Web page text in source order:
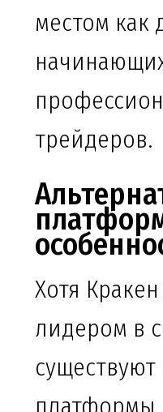
местом как
трейдеров.
Хотя
лидером в